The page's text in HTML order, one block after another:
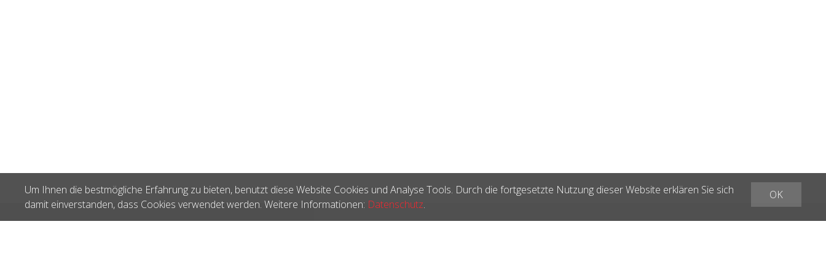
OK
Um Ihnen die bestmögliche Erfahrung zu bieten, benutzt diese Website Cookies und Analyse Tools. Durch die fortgesetzte Nutzung dieser Website erklären Sie sich
damit einverstanden, dass Cookies verwendet werden. Weitere Informationen: Datenschutz.